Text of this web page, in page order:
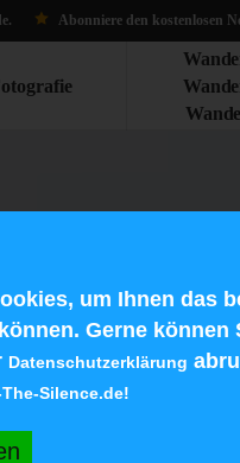
e. Abonniere den kostenlosen
um Ihnen das
Gerne können
Datenschutzerklärung
Silence.de!